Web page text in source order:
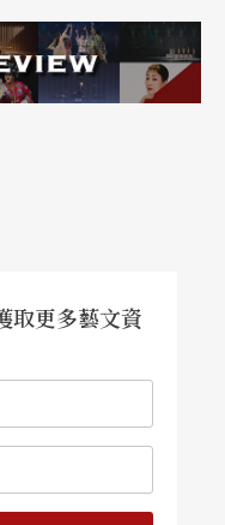
取更多藝文資